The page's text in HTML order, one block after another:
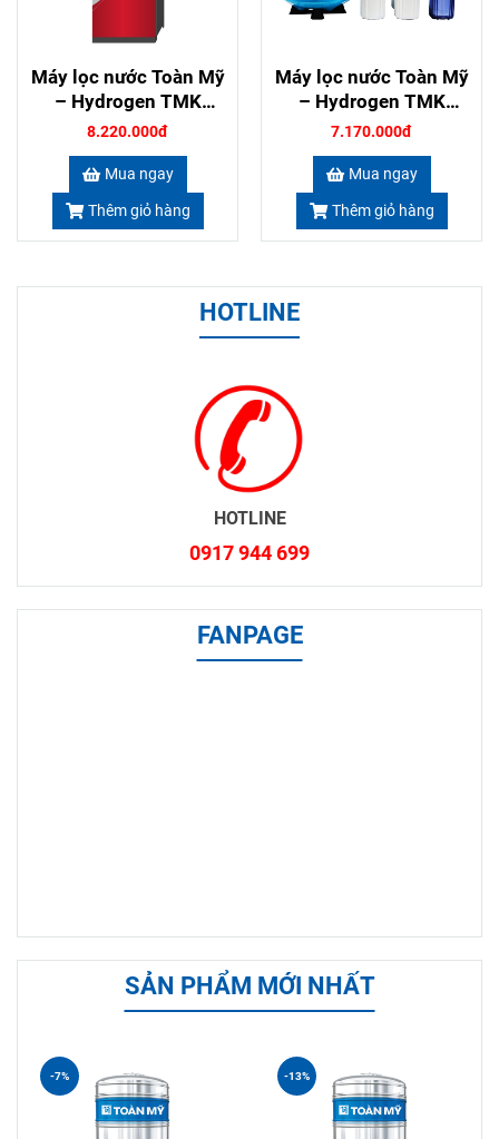
Máy lọc nước Toàn Mỹ
– Hydrogen TMK
71411 màu đỏ
8.220.000đ
Mua ngay
Thêm giỏ hàng
Máy lọc nước Toàn Mỹ
– Hydrogen TMK
71411 không vỏ tủ
7.170.000đ
Mua ngay
Thêm giỏ hàng
HOTLINE
HOTLINE
0917 944 699
FANPAGE
SẢN PHẨM MỚI NHẤT
-7% -13%